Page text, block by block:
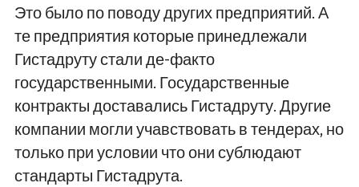
Это было по поводу других предприятий. А
те предприятия которые принедлежали
Гистадруту стали де-факто
государственными. Государственные
контракты доставались Гистадруту. Другие
компании могли учавствовать в тендерах, но
только при условии что они сублюдают
стандарты Гистадрута.